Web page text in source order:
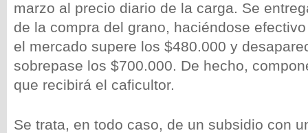
marzo al precio diario de la carga. Se
de la compra del grano, haciéndose
el mercado supere los $480.000 y
sobrepase los $700.000. De hecho,
que recibirá el caficultor.
Se trata, en todo caso, de un subsidio con